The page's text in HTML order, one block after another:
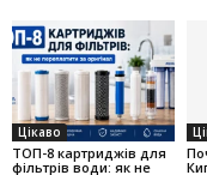
Цікаво
ТОП-8 картриджів для
фільтрів води: як не